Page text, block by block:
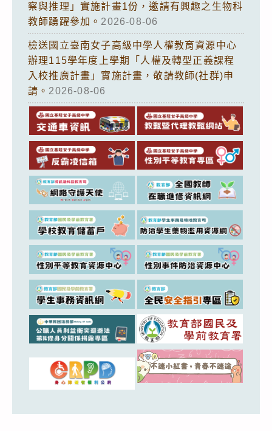
察與推理」實施計畫1份，邀請有興趣之生物科
教師踴躍參加。 2026-08-06
檢送國立臺南女子高級中學人權教育資源中心
辦理115學年度上學期「人權及轉型正義課程
入校推廣計畫」實施計畫，敬請教師(社群)申
請。 2026-08-06